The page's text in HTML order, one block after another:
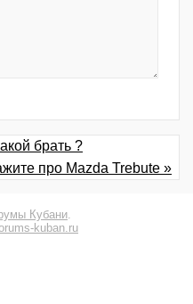
брать ?
про Mazda Trebute »
Кубани.
kuban.ru